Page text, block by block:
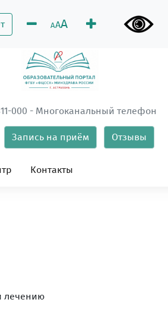
AAA
000 - Многоканальный телефон
Запись на приём Отзывы
Контакты
лечению